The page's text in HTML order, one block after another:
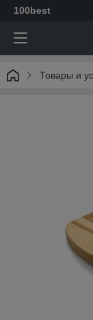
100best
Товары и